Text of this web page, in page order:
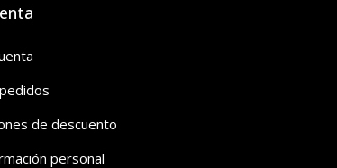
de descuento
personal